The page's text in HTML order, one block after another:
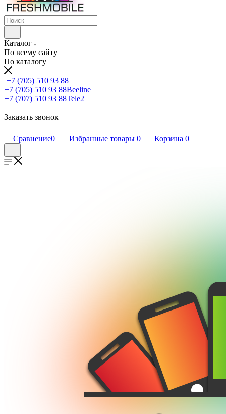
Каталог
По всему сайту
По каталогу
+7 (705) 510 93 88
+7 (705) 510 93 88Beeline
+7 (707) 510 93 88Tele2
Заказать звонок
Сравнение0 Избранные товары 0 Корзина 0